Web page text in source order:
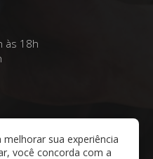
às 18h
sua experiência
você concorda com a